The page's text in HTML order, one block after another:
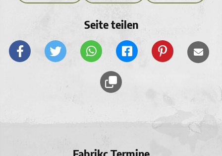
Seite teilen